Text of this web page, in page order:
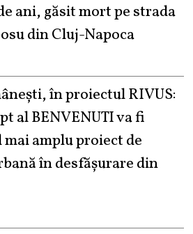
ani, găsit mort pe strada
din Cluj-Napoca
în proiectul RIVUS:
al BENVENUTI va fi
amplu proiect de
în desfășurare din